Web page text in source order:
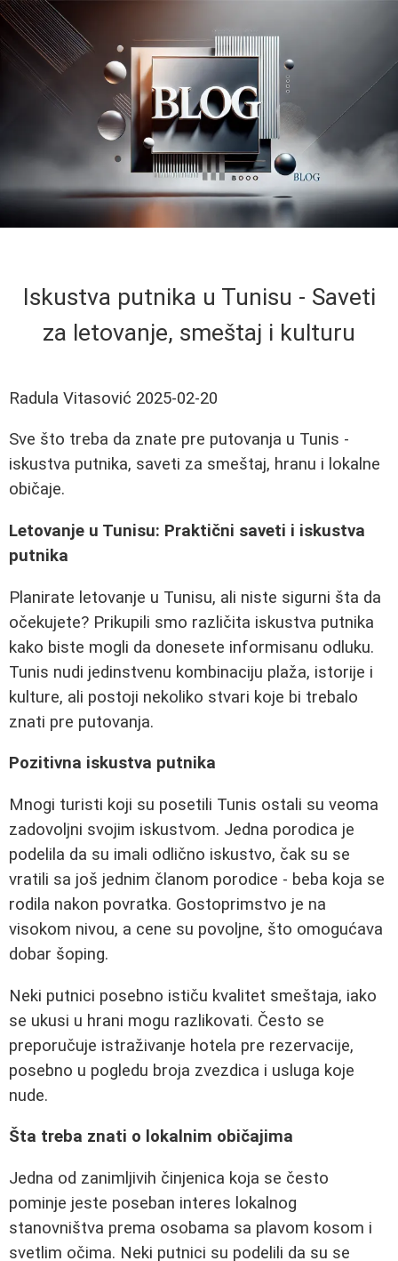
Iskustva putnika u Tunisu - Saveti
za letovanje, smeštaj i kulturu
Radula Vitasović 2025-02-20
Sve što treba da znate pre putovanja u Tunis -
iskustva putnika, saveti za smeštaj, hranu i lokalne
običaje.
Letovanje u Tunisu: Praktični saveti i iskustva
putnika
Planirate letovanje u Tunisu, ali niste sigurni šta da
očekujete? Prikupili smo različita iskustva putnika
kako biste mogli da donesete informisanu odluku.
Tunis nudi jedinstvenu kombinaciju plaža, istorije i
kulture, ali postoji nekoliko stvari koje bi trebalo
znati pre putovanja.
Pozitivna iskustva putnika
Mnogi turisti koji su posetili Tunis ostali su veoma
zadovoljni svojim iskustvom. Jedna porodica je
podelila da su imali odlično iskustvo, čak su se
vratili sa još jednim članom porodice - beba koja se
rodila nakon povratka. Gostoprimstvo je na
visokom nivou, a cene su povoljne, što omogućava
dobar šoping.
Neki putnici posebno ističu kvalitet smeštaja, iako
se ukusi u hrani mogu razlikovati. Često se
preporučuje istraživanje hotela pre rezervacije,
posebno u pogledu broja zvezdica i usluga koje
nude.
Šta treba znati o lokalnim običajima
Jedna od zanimljivih činjenica koja se često
pominje jeste poseban interes lokalnog
stanovništva prema osobama sa plavom kosom i
svetlim očima. Neki putnici su podelili da su se